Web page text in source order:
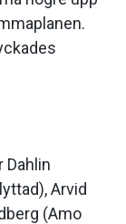
Dahlin
Arvid
(Amo